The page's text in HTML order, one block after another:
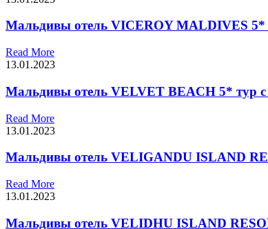
Мальдивы отель VICEROY MALDIVES 5*
Read More
13.01.2023
Мальдивы отель VELVET BEACH 5* тур с
Read More
13.01.2023
Мальдивы отель VELIGANDU ISLAND
Read More
13.01.2023
Мальдивы отель VELIDHU ISLAND